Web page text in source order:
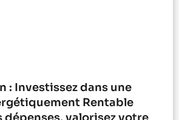
: Investissez dans une
Rentable